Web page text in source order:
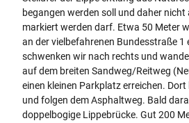
begangen werden soll und daher nicht
markiert werden darf. Etwa 50 Meter
an der vielbefahrenen Bundesstraße 1
schwenken wir nach rechts und
auf dem breiten Sandweg/Reitweg
einen kleinen Parkplatz erreichen.
und folgen dem Asphaltweg. Bald
doppelbogige Lippebrücke. Gut 200